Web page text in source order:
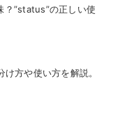
？”status”の正しい使
け方や使い方を解説。